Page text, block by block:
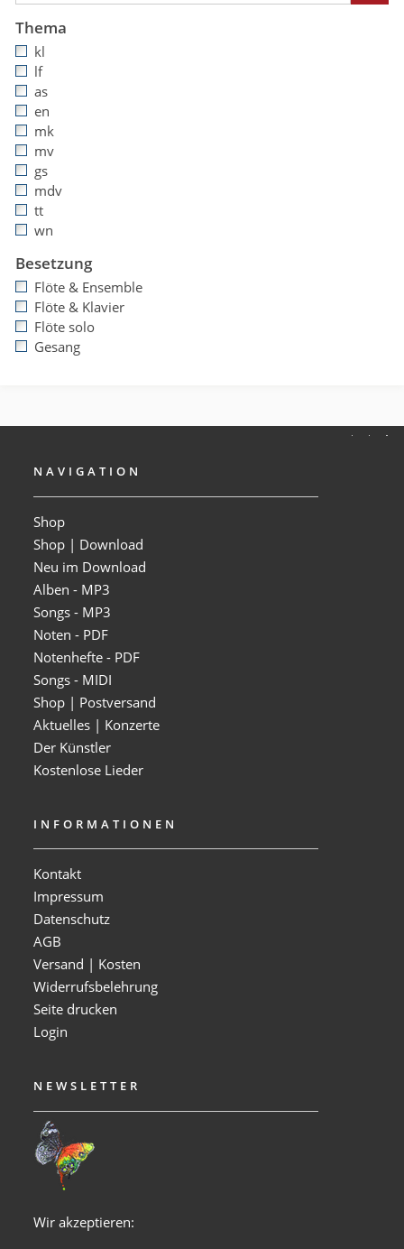
Thema
kl
lf
as
en
mk
mv
gs
mdv
tt
wn
Besetzung
Flöte & Ensemble
Flöte & Klavier
Flöte solo
Gesang
NAVIGATION
Shop
Shop | Download
Neu im Download
Alben - MP3
Songs - MP3
Noten - PDF
Notenhefte - PDF
Songs - MIDI
Shop | Postversand
Aktuelles | Konzerte
Der Künstler
Kostenlose Lieder
INFORMATIONEN
Kontakt
Impressum
Datenschutz
AGB
Versand | Kosten
Widerrufsbelehrung
Seite drucken
Login
NEWSLETTER
Wir akzeptieren: